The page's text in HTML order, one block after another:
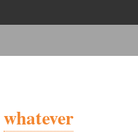
whatever